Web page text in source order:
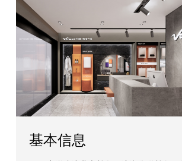
基本信息